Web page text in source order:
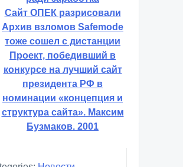
ради заработка
Сайт ОПЕК разрисовали
Архив взломов Safemode
тоже сошел с дистанции
Проект, победивший в
конкурсе на лучший сайт
президента РФ в
номинации «концепция и
структура сайта». Максим
Бузмаков. 2001